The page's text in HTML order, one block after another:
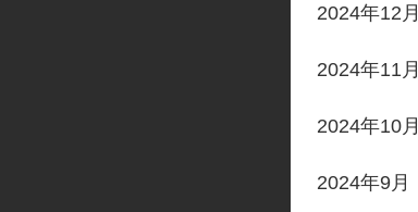
2024年12月
2024年11月
2024年10月
2024年9月